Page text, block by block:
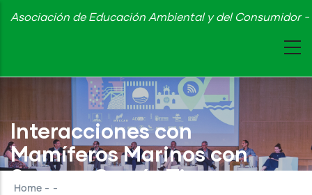
Skip
content
Asociación de Educación Ambiental y del Consumidor
Interacciones con
Mamíferos Marinos con
Susana García Tiscar
Home - -